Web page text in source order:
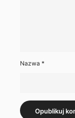
Nazwa *